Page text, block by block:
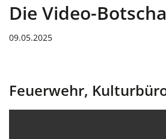
Die Video-
09.05.2025
Feuerwehr,